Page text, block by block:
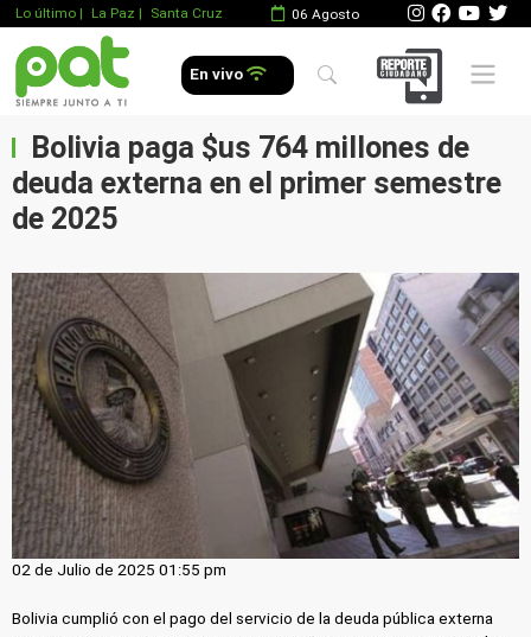
Lo último | La Paz | Santa Cruz 06 Agosto
En vivo Mobile
Bolivia paga $us 764 millones de
deuda externa en el primer semestre
de 2025
02 de Julio de 2025 01:55 pm
Bolivia cumplió con el pago del servicio de la deuda pública externa